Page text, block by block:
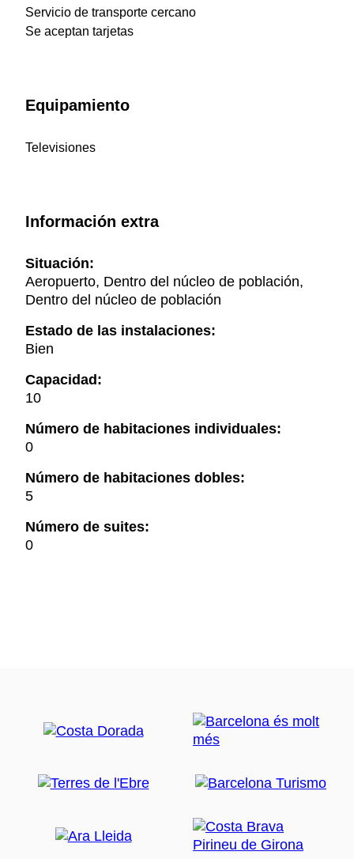
Servicio de transporte cercano
Se aceptan tarjetas
Equipamiento
Televisiones
Información extra
Situación:
Aeropuerto, Dentro del núcleo de población,
Dentro del núcleo de población
Estado de las instalaciones:
Bien
Capacidad:
10
Número de habitaciones individuales:
0
Número de habitaciones dobles:
5
Número de suites:
0